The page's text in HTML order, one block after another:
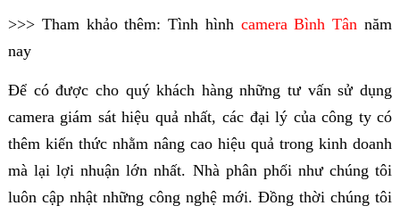
>>> Tham khảo thêm: Tình hình camera Bình Tân năm
nay
Để có được cho quý khách hàng những tư vấn sử dụng
camera giám sát hiệu quả nhất, các đại lý của công ty có
thêm kiến thức nhằm nâng cao hiệu quả trong kinh doanh
mà lại lợi nhuận lớn nhất. Nhà phân phối như chúng tôi
luôn cập nhật những công nghệ mới. Đồng thời chúng tôi